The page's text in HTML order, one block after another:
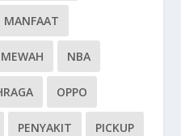
MANFAAT
NBA
OPPO
PENYAKIT PICKUP